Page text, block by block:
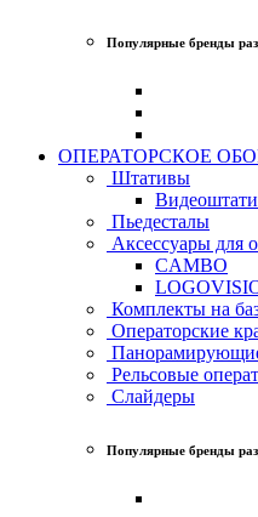
Популярные бренды
ОПЕРАТОРСКОЕ
Штативы
Пьедесталы
Аксессуары для
CAMBO
Комплекты на
Операторские
Рельсовые
Слайдеры
Популярные бренды